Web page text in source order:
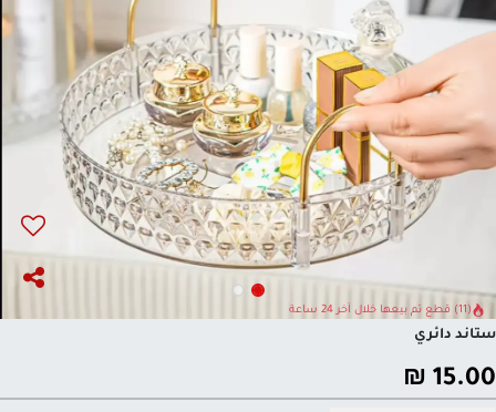
(11) قطع تم بيعها خلال آخر 24 ساعة
ستاند دائري
15.00
₪